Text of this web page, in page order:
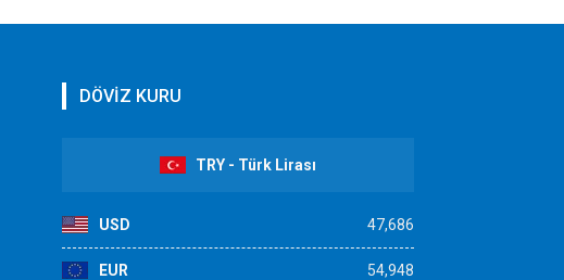
DÖVİZ KURU
TRY - Türk Lirası
USD 47,686
EUR 54,948